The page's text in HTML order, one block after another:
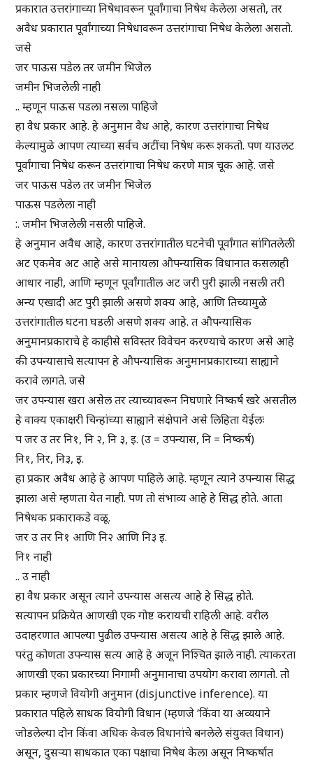
प्रकारात उत्तरांगाच्या निषेधावरून पूर्वांगाचा निषेध केलेला असतो, तर
अवैध प्रकारात पूर्वांगाच्या निषेधावरून उत्तरांगाचा निषेध केलेला असतो.
जसे
जर पाऊस पडेल तर जमीन भिजेल
जमीन भिजलेली नाही
.. म्हणून पाऊस पडला नसला पाहिजे
हा वैध प्रकार आहे. हे अनुमान वैध आहे, कारण उत्तरांगाचा निषेध
केल्यामुळे आपण त्याच्या सर्वच अटींचा निषेध करू शकतो. पण याउलट
पूर्वांगाचा निषेध करून उत्तरांगाचा निषेध करणे मात्र चूक आहे. जसे
जर पाऊस पडेल तर जमीन भिजेल
पाऊस पडलेला नाही
:. जमीन भिजलेली नसली पाहिजे.
हे अनुमान अवैध आहे, कारण उत्तरांगातील घटनेची पूर्वांगात सांगितलेली
अट एकमेव अट आहे असे मानायला औपन्यासिक विधानात कसलाही
आधार नाही, आणि म्हणून पूर्वांगातील अट जरी पुरी झाली नसली तरी
अन्य एखादी अट पुरी झाली असणे शक्य आहे, आणि तिच्यामुळे
उत्तरांगातील घटना घडली असणे शक्य आहे. त औपन्यासिक
अनुमानप्रकाराचे हे काहीसे सविस्तर विवेचन करण्याचे कारण असे आहे
की उपन्यासाचे सत्यापन हे औपन्यासिक अनुमानप्रकाराच्या साह्याने
करावे लागते. जसे
जर उपन्यास खरा असेल तर त्याच्यावरून निघणारे निष्कर्ष खरे असतील
हे वाक्य एकाक्षरी चिन्हांच्या साह्याने संक्षेपाने असे लिहिता येईलः
प जर उ तर नि१, नि २, नि ३, इ. (उ = उपन्यास, नि = निष्कर्ष)
नि१, निर, नि३, इ.
हा प्रकार अवैध आहे हे आपण पाहिले आहे. म्हणून त्याने उपन्यास सिद्ध
झाला असे म्हणता येत नाही. पण तो संभाव्य आहे हे सिद्ध होते. आता
निषेधक प्रकाराकडे वळू.
जर उ तर नि१ आणि नि२ आणि नि३ इ.
नि१ नाही
.. उ नाही
हा वैध प्रकार असून त्याने उपन्यास असत्य आहे हे सिद्ध होते.
सत्यापन प्रक्रियेत आणखी एक गोष्ट करायची राहिली आहे. वरील
उदाहरणात आपल्या पुढील उपन्यास असत्य आहे हे सिद्ध झाले आहे.
परंतु कोणता उपन्यास सत्य आहे हे अजून निश्चित झाले नाही. त्याकरता
आणखी एका प्रकारच्या निगामी अनुमानाचा उपयोग करावा लागतो. तो
प्रकार म्हणजे वियोगी अनुमान (disjunctive inference). या
प्रकारात पहिले साधक वियोगी विधान (म्हणजे ‘किंवा या अव्ययाने
जोडलेल्या दोन किंवा अधिक केवल विधानांचे बनलेले संयुक्त विधान)
असून, दुसऱ्या साधकात एका पक्षाचा निषेध केला असून निष्कर्षात